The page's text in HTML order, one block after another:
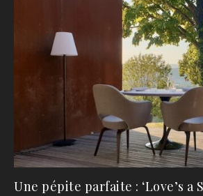
Une pépite parfaite : ‘Love’s a